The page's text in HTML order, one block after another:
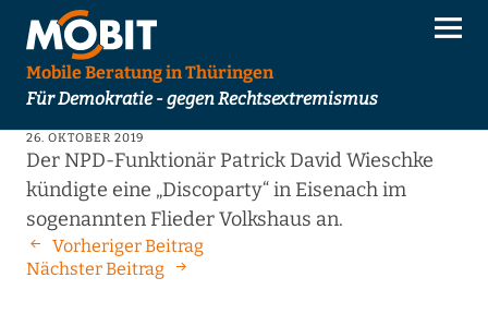
Mobile Beratung in Thüringen
Für Demokratie - gegen Rechtsextremismus
26. OKTOBER 2019
Der NPD-Funktionär Patrick David Wieschke
kündigte eine „Discoparty“ in Eisenach im
sogenannten Flieder Volkshaus an.
Vorheriger Beitrag
Nächster Beitrag